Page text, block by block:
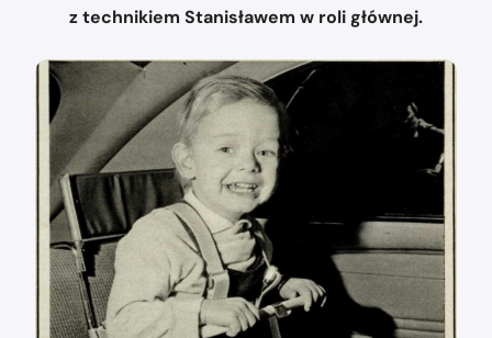
z technikiem Stanisławem w roli głównej.